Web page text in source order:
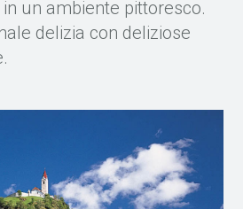
un ambiente pittoresco.
delizia con deliziose